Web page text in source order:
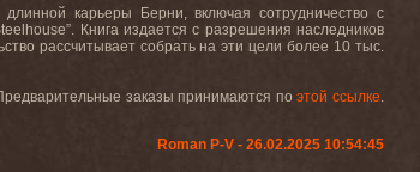
карьеры Берни, включая сотрудничество с
Книга издается с разрешения наследников
рассчитывает собрать на эти цели более 10 тыс.
Предварительные заказы принимаются поэтой ссылке.
Roman P-V - 26.02.2025 10:54:45